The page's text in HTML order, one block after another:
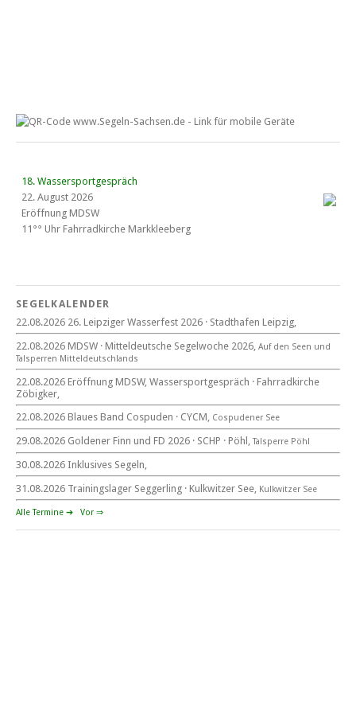
18. Wassersportgespräch
22. August 2026
Eröffnung MDSW
11°° Uhr Fahrrad­kirche Markkleeberg
22. August 2026
beim CYCM
für alle Segler am See
Mitteldeutsche Segelwoche
22. – 30. August 2026 in Sachsen · Thüringen · Sachsen Anhalt
Goldener Finn und FD 2026
29. – 30. August 2026
beim SCHP auf der Talsperre Pöhl
SEGELKALENDER
22.08.2026 26. Leipziger Wasserfest 2026 · Stadthafen Leipzig,
22.08.2026 MDSW · Mitteldeutsche Segelwoche 2026, Auf den Seen und
Tal­sperren Mittel­deut­sch­lands
22.08.2026 Eröffnung MDSW, Wassersportgespräch · Fahrradkirche
Zöbigker,
22.08.2026 Blaues Band Cospuden · CYCM, Cospudener See
29.08.2026 Goldener Finn und FD 2026 · SCHP · Pöhl, Talsperre Pöhl
30.08.2026 Inklusives Segeln,
31.08.2026 Trainingslager Seggerling · Kulkwitzer See, Kulkwitzer See
Alle Termine ➔ Vor ⇒